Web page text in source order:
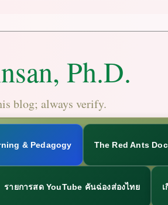
Ph.D.
blog; always verify.
& Pedagogy The Red Ants
รายการสด YouTube คันฉ่องส่องไทย